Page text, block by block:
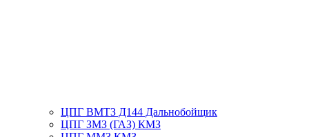
ЦПГ ВМТЗ Д144 Дальнобойщик
ЦПГ ЗМЗ (ГАЗ) КМЗ